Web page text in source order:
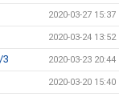
2020-03-27 15:37
2020-03-24 13:52
3 2020-03-23 20:44
2020-03-20 15:40